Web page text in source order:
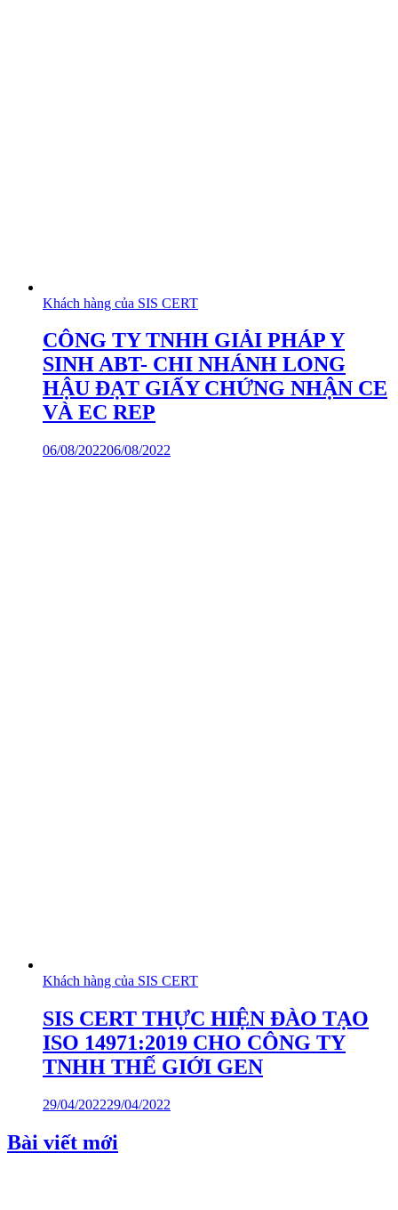
Khách hàng của SIS CERT
CÔNG TY TNHH GIẢI PHÁP Y
SINH ABT- CHI NHÁNH LONG
HẬU ĐẠT GIẤY CHỨNG NHẬN CE
VÀ EC REP
06/08/202206/08/2022
Khách hàng của SIS CERT
SIS CERT THỰC HIỆN ĐÀO TẠO
ISO 14971:2019 CHO CÔNG TY
TNHH THẾ GIỚI GEN
29/04/202229/04/2022
Bài viết mới